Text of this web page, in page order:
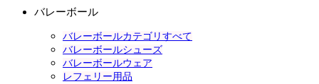
バレーボール
バレーボールカテゴリすべて
バレーボールシューズ
バレーボールウェア
レフェリー用品